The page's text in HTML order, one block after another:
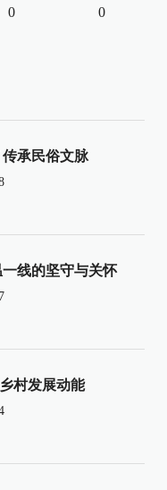
0 0
承民俗文脉
线的坚守与关怀
村发展动能